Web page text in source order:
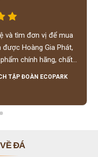
và tìm đơn vị để mua
Hoàng Gia Phát,
chính hãng, chất
trợ tận tình.
TẬP ĐOÀN ECOPARK
ĐÁ